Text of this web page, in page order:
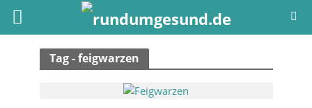
Tag - feigwarzen